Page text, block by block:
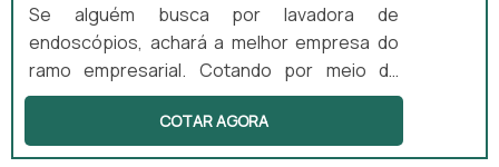
Se alguém busca por lavadora de
endoscópios, achará a melhor empresa do
ramo empresarial. Cotando por meio da
própria empresa e descobrindo a melhor
referência em qualidade.DIFERENCIAIS
IMPORTANTES DE LAVADORA DE
COTAR AGORA